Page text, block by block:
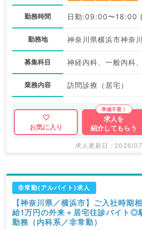
勤務時間 日勤:09:00〜18:00
勤務地 神奈川県横浜市神奈
募集科目
業務内容 訪問診療（居宅）
お気に入り
求人を
紹介してもらう
求人更新日 : 2026/
非常勤(アルバイト)求人
【神奈川県／横浜市】ご入社時
給1万円の外来＋居宅往診バイト◎
勤務（内科系／非常勤）